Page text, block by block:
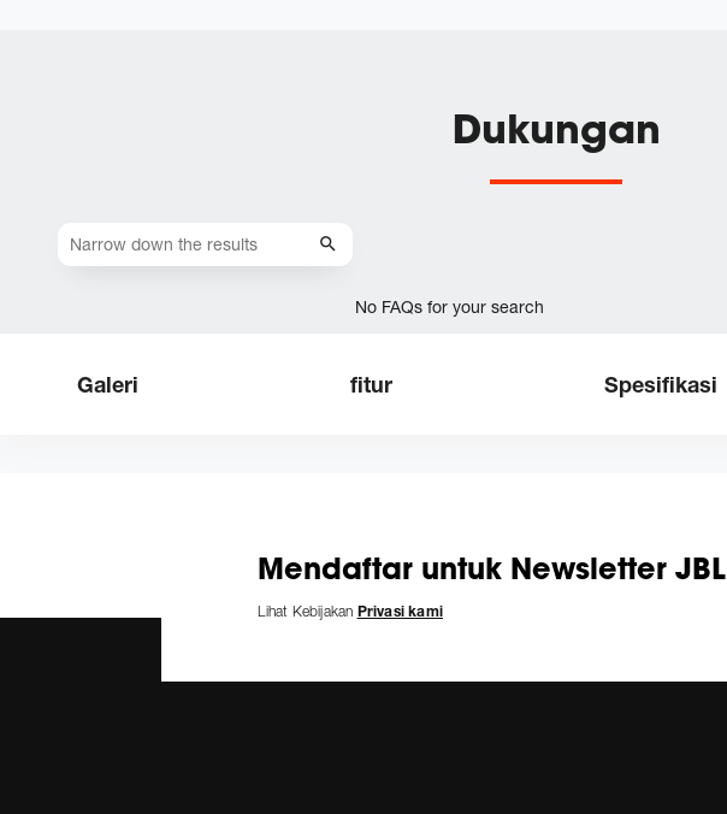
Galeri fitur Spesifikasi
Dukungan
No FAQs for your search
Mendaftar untuk Newsletter JBL
Lihat Kebijakan Privasi kami